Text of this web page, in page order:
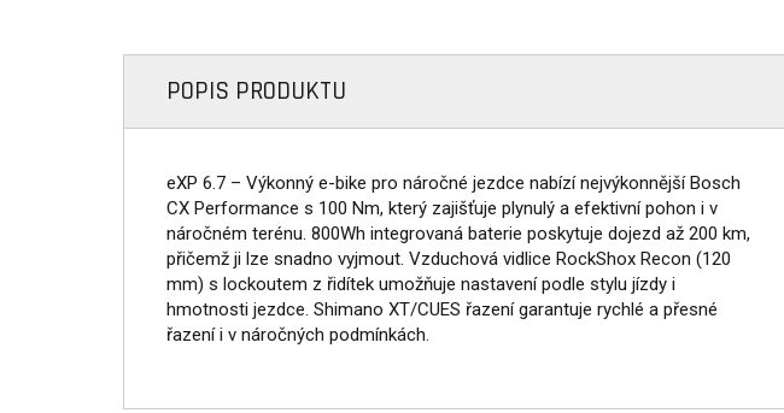
POPIS PRODUKTU
eXP 6.7 – Výkonný e-bike pro náročné jezdce nabízí nejvýkonnější Bosch
CX Performance s 100 Nm, který zajišťuje plynulý a efektivní pohon i v
náročném terénu. 800Wh integrovaná baterie poskytuje dojezd až 200 km,
přičemž ji lze snadno vyjmout. Vzduchová vidlice RockShox Recon (120
mm) s lockoutem z řidítek umožňuje nastavení podle stylu jízdy i
hmotnosti jezdce. Shimano XT/CUES řazení garantuje rychlé a přesné
řazení i v náročných podmínkách.